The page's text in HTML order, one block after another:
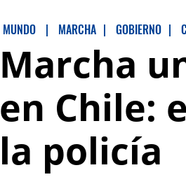
MUNDO | MARCHA | GOBIERNO |
Marcha
en Chile:
la policía